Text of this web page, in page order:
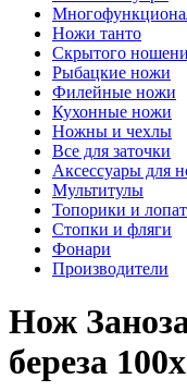
Ножи танто
Скрытого
Рыбацкие ножи
Филейные ножи
Кухонные ножи
Ножны и чехлы
Все для заточки
Аксессуары для
Мультитулы
Топорики и
Стопки и фляги
Фонари
Производители
Нож
береза